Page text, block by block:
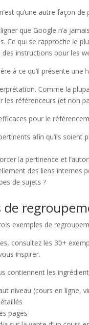
qu’une autre façon
que Google n’a
Ce qui se rapproche le
instructions pour les
à ce qu’il présente une
Comme la
les référenceurs (et non
pour le
afin qu’ils
la pertinence et
des liens internes
de sujets ?
de
exemples de
consultez les 30+
inspirer.
contiennent les
niveau (cours en ligne,
pages